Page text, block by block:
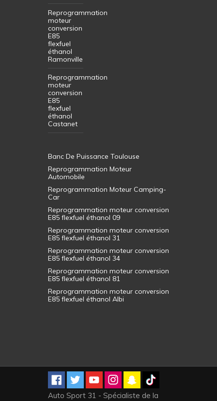
Reprogrammation
moteur
conversion
E85
flexfuel
éthanol
Ramonville
Reprogrammation
moteur
conversion
E85
flexfuel
éthanol
Castanet
Banc De Puissance Toulouse
Reprogrammation Moteur
Automobile
Reprogrammation Moteur Camping-
Car
Reprogrammation moteur conversion
E85 flexfuel éthanol 09
Reprogrammation moteur conversion
E85 flexfuel éthanol 31
Reprogrammation moteur conversion
E85 flexfuel éthanol 34
Reprogrammation moteur conversion
E85 flexfuel éthanol 81
Reprogrammation moteur conversion
E85 flexfuel éthanol Albi
Auto Sport 31 - Spécialiste de la